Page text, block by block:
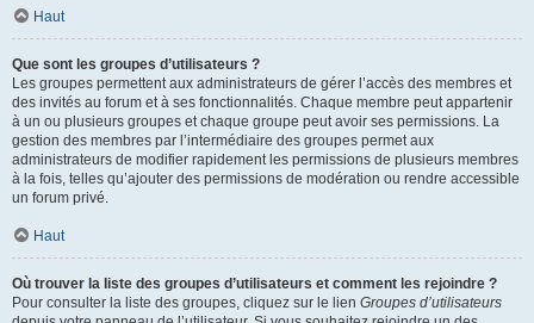
Haut
Que sont les groupes d’utilisateurs ?
Les groupes permettent aux administrateurs de gérer l’accès des membres et
des invités au forum et à ses fonctionnalités. Chaque membre peut appartenir
à un ou plusieurs groupes et chaque groupe peut avoir ses permissions. La
gestion des membres par l’intermédiaire des groupes permet aux
administrateurs de modifier rapidement les permissions de plusieurs membres
à la fois, telles qu’ajouter des permissions de modération ou rendre accessible
un forum privé.
Haut
Où trouver la liste des groupes d’utilisateurs et comment les rejoindre ?
Pour consulter la liste des groupes, cliquez sur le lien Groupes d’utilisateurs